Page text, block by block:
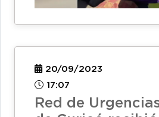
20/09/2023
17:07
Red de